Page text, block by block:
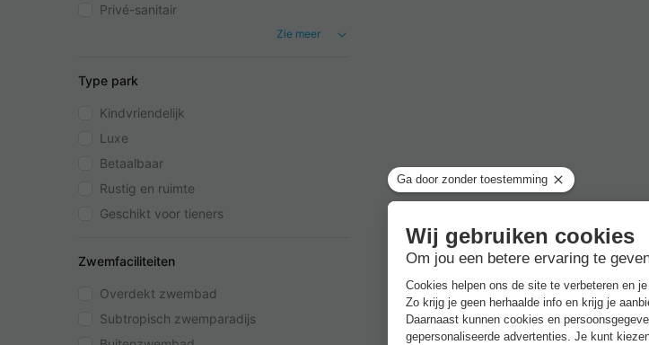
Privé-sanitair
Zie meer
Type park
Kindvriendelijk
Luxe
Betaalbaar
Rustig en ruimte
Geschikt voor tieners
Zwemfaciliteiten
Overdekt zwembad
Subtropisch zwemparadijs